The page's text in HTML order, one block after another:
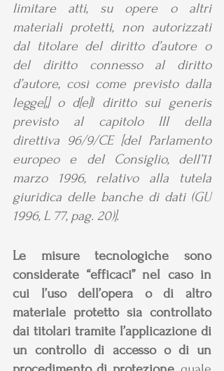
limitare atti, su opere o altri
materiali protetti, non autorizzati
dal titolare del diritto d’autore o
del diritto connesso al diritto
d’autore, così come previsto dalla
legge[,] o d[e]l diritto sui generis
previsto al capitolo III della
direttiva 96/9/CE [del Parlamento
europeo e del Consiglio, dell’11
marzo 1996, relativo alla tutela
giuridica delle banche di dati (GU
1996, L 77, pag. 20)].
Le misure tecnologiche sono
considerate “efficaci” nel caso in
cui l’uso dell’opera o di altro
materiale protetto sia controllato
dai titolari tramite l’applicazione di
un controllo di accesso o di un